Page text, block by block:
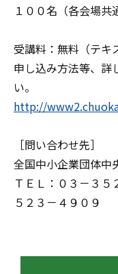
１００名（各会場共
受講料：無料（テキ
申し込み方法等、詳
い。
http://
［問い合わせ先］
全国中小企業団体
ＴＥＬ：０３－３
５２３－４９０９